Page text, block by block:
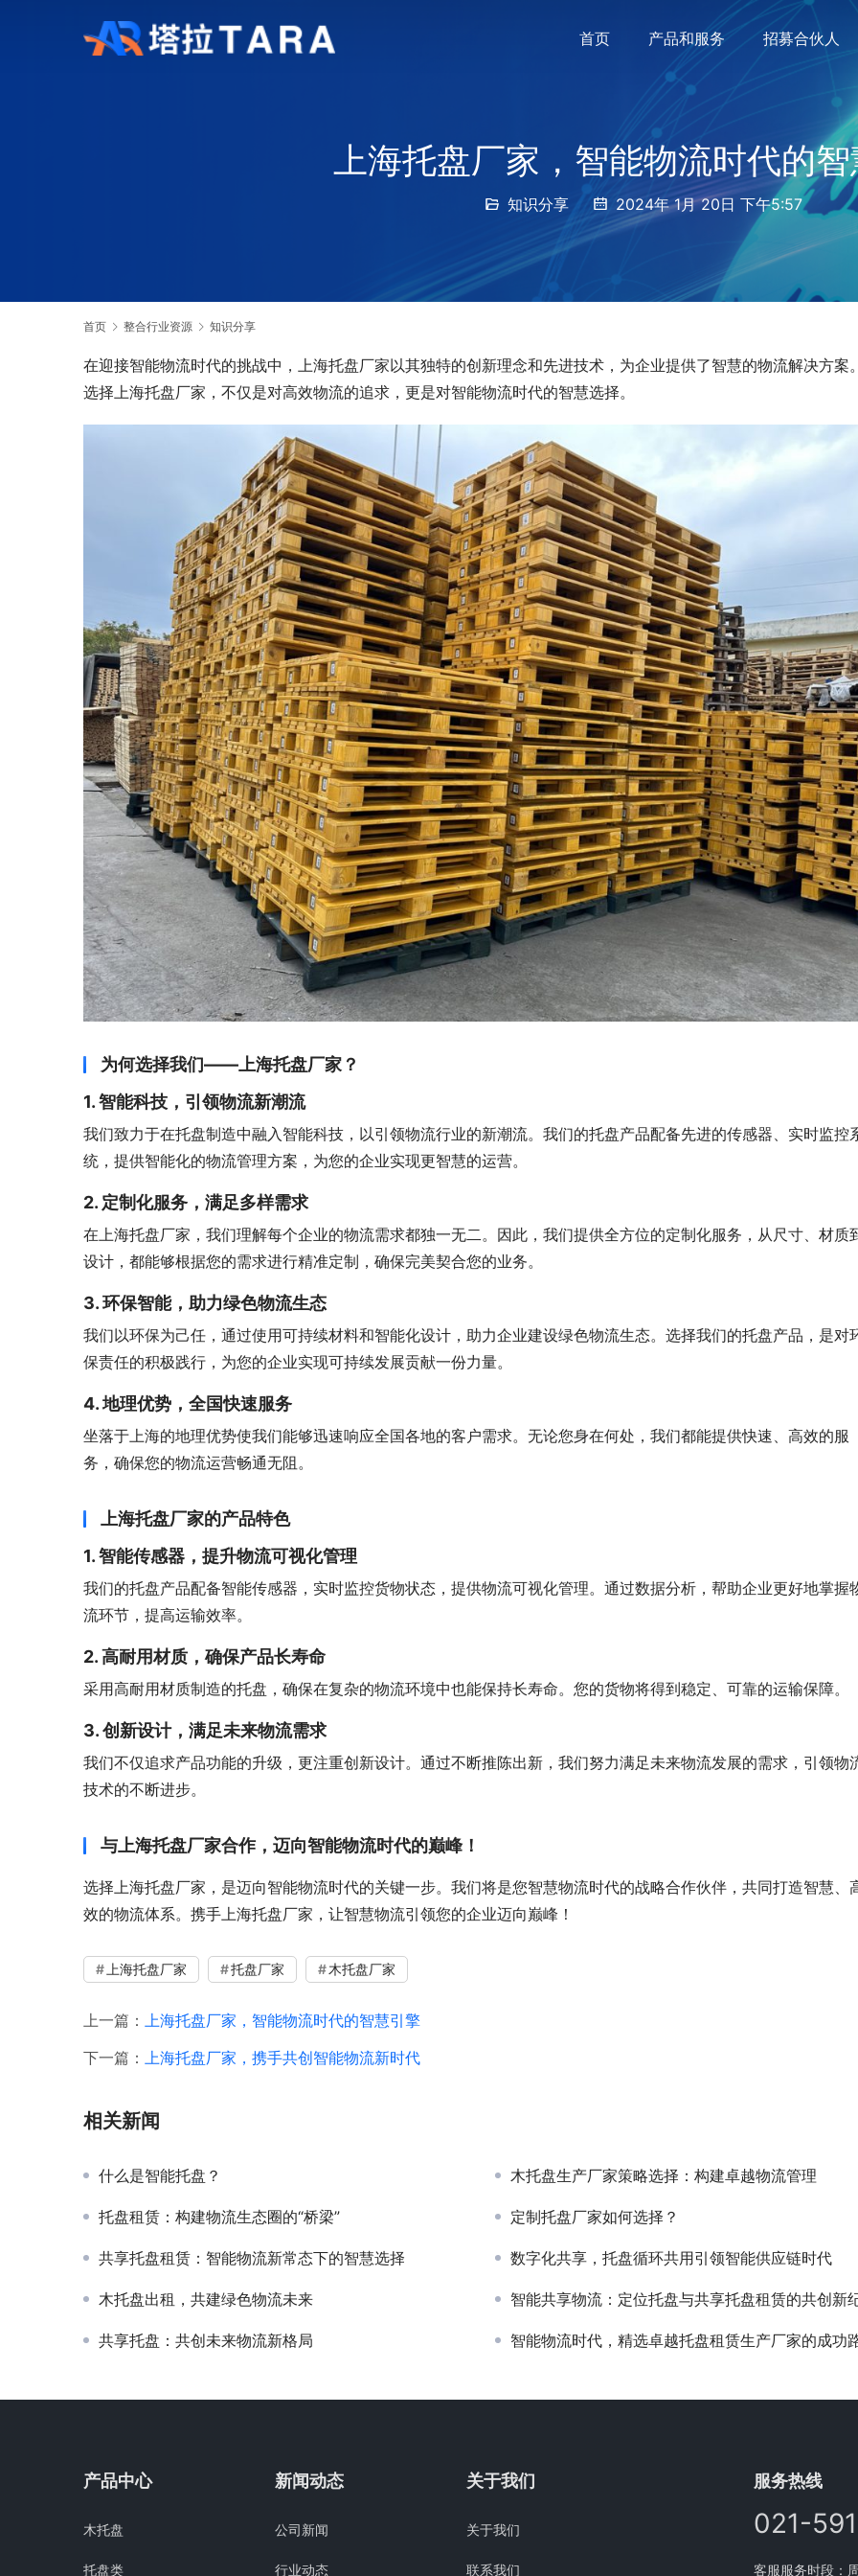
首页 产品和服务 招募合伙人
上海托盘厂家，智能物流时代的
知识分享 2024年 1月 20日 下午5:57
首页 整合行业资源 知识分享
在迎接智能物流时代的挑战中，上海托盘厂家以其独特的创新理念和先进技术，为企业提供了智慧的物流解决方案
选择上海托盘厂家，不仅是对高效物流的追求，更是对智能物流时代的智慧选择。
为何选择我们——上海托盘厂家？
1. 智能科技，引领物流新潮流
我们致力于在托盘制造中融入智能科技，以引领物流行业的新潮流。我们的托盘产品配备先进的传感器、实时监控
统，提供智能化的物流管理方案，为您的企业实现更智慧的运营。
2. 定制化服务，满足多样需求
在上海托盘厂家，我们理解每个企业的物流需求都独一无二。因此，我们提供全方位的定制化服务，从尺寸、材质
设计，都能够根据您的需求进行精准定制，确保完美契合您的业务。
3. 环保智能，助力绿色物流生态
我们以环保为己任，通过使用可持续材料和智能化设计，助力企业建设绿色物流生态。选择我们的托盘产品，是对
保责任的积极践行，为您的企业实现可持续发展贡献一份力量。
4. 地理优势，全国快速服务
坐落于上海的地理优势使我们能够迅速响应全国各地的客户需求。无论您身在何处，我们都能提供快速、高效的服
务，确保您的物流运营畅通无阻。
上海托盘厂家的产品特色
1. 智能传感器，提升物流可视化管理
我们的托盘产品配备智能传感器，实时监控货物状态，提供物流可视化管理。通过数据分析，帮助企业更好地掌握
流环节，提高运输效率。
2. 高耐用材质，确保产品长寿命
采用高耐用材质制造的托盘，确保在复杂的物流环境中也能保持长寿命。您的货物将得到稳定、可靠的运输保障。
3. 创新设计，满足未来物流需求
我们不仅追求产品功能的升级，更注重创新设计。通过不断推陈出新，我们努力满足未来物流发展的需求，引领物
技术的不断进步。
与上海托盘厂家合作，迈向智能物流时代的巅峰！
选择上海托盘厂家，是迈向智能物流时代的关键一步。我们将是您智慧物流时代的战略合作伙伴，共同打造智慧、
效的物流体系。携手上海托盘厂家，让智慧物流引领您的企业迈向巅峰！
上海托盘厂家 托盘厂家 木托盘厂家
上一篇：
上海托盘厂家，智能物流时代的智慧引擎
下一篇：
上海托盘厂家，携手共创智能物流新时代
相关新闻
什么是智能托盘？ 木托盘生产厂家策略选择：构建卓越物流管理
托盘租赁：构建物流生态圈的“桥梁” 定制托盘厂家如何选择？
共享托盘租赁：智能物流新常态下的智慧选择 数字化共享，托盘循环共用引领智能供应链时代
木托盘出租，共建绿色物流未来 智能共享物流：定位托盘与共享托盘租赁的共创新
共享托盘：共创未来物流新格局 智能物流时代，精选卓越托盘租赁生产厂家的成功
产品中心
木托盘
托盘类
新闻动态
公司新闻
行业动态
关于我们
关于我们
联系我们
服务热线
021-
客服服务时段：